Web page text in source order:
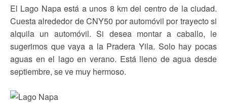
El Lago Napa está a unos 8 km del centro de la ciudad.
Cuesta alrededor de CNY50 por automóvil por trayecto si
alquila un automóvil. Si desea montar a caballo, le
sugerimos que vaya a la Pradera Yila. Solo hay pocas
aguas en el lago en verano. Está lleno de agua desde
septiembre, se ve muy hermoso.